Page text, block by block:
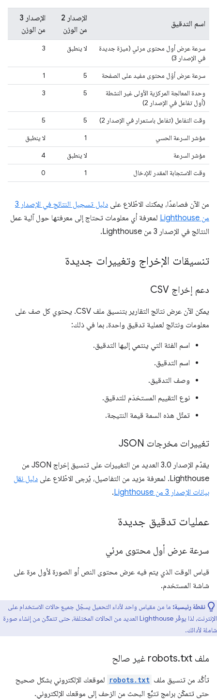
اسم التدقيق
الإصدار 2
من الوزن
الإصدار 3
من الوزن
سرعة عرض أول محتوى مرئي (ميزة جديدة
في الإصدار 3)
لا ينطبق 3
سرعة عرض أوّل محتوى مفيد على الصفحة 5
1
وحدة المعالجة المركزية الأولى غير النشطة
(أول تفاعل في الإصدار 2)
5
3
وقت التفاعل (تفاعل باستمرار في الإصدار 2) 5
5
مؤشر السرعة الحسي
1
لا ينطبق
مؤشر السرعة
لا ينطبق
4
وقت الاستجابة المقدر للإدخال
1
0
من الآن فصاعدًا، يمكنك الاطّلاع على
دليل تسجيل النتائج في الإصدار 3
من Lighthouse
لمعرفة أي معلومات تحتاج إلى معرفتها حول آلية عمل
النتائج في الإصدار 3 من Lighthouse.
تنسيقات الإخراج وتغييرات جديدة
دعم إخراج CSV
يمكن الآن عرض نتائج التقارير بتنسيق ملف CSV. يحتوي كل صف على
معلومات ونتائج لعملية تدقيق واحدة، بما في ذلك:
اسم الفئة التي ينتمي إليها التدقيق.
اسم التدقيق.
وصف التدقيق.
نوع التقييم المستخدَم للتدقيق.
تمثّل هذه السمة قيمة النتيجة.
تغييرات مخرجات JSON
يقدّم الإصدار 3.0 العديد من التغييرات على تنسيق إخراج JSON من
Lighthouse. لمعرفة مزيد من التفاصيل، يُرجى الاطّلاع على
دليل نقل
بيانات الإصدار 3 من Lighthouse
.
عمليات تدقيق جديدة
سرعة عرض أول محتوى مرئي
قياس الوقت الذي يتم فيه عرض محتوى النص أو الصورة لأول مرة على
شاشة المستخدم.
نقطة رئيسية: ما من مقياس واحد لأداء التحميل يسجّل جميع حالات الاستخدام على
الإنترنت، لذا يوفّر Lighthouse العديد من الحالات المختلفة، حتى تتمكّن من إنشاء صورة
شاملة لأدائك.
ملف robots .txt غير صالح
تأكَّد من تنسيق ملف robots.txt لموقعك الإلكتروني بشكل صحيح
حتى تتمكّن برامج تتبُّع البحث من الزحف إلى موقعك الإلكتروني.